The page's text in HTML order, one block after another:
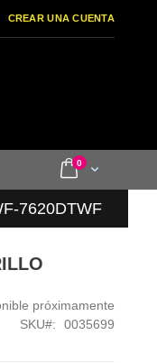
CREAR UNA CUENTA
Cart
0items
7620DTWF
próximamente
SKU
0035699